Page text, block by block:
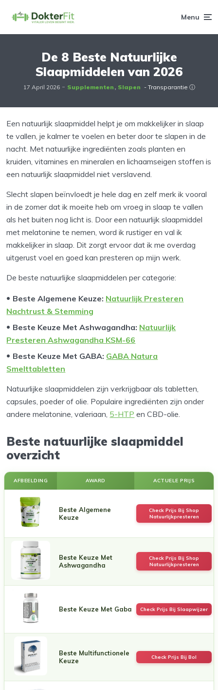
Menu
De 8 Beste Natuurlijke
Slaapmiddelen van 2026
17 April 2026 Supplementen Slapen - Transparantie ⓘ
Een natuurlijk slaapmiddel helpt je om makkelijker in slaap
te vallen, je kalmer te voelen en beter door te slapen in de
nacht. Met natuurlijke ingrediënten zoals planten en
kruiden, vitamines en mineralen en lichaamseigen stoffen is
een natuurlijk slaapmiddel niet verslavend.
Slecht slapen beïnvloedt je hele dag en zelf merk ik vooral
in de zomer dat ik moeite heb om vroeg in slaap te vallen
als het buiten nog licht is. Door een natuurlijk slaapmiddel
met melatonine te nemen, word ik rustiger en val ik
makkelijker in slaap. Dit zorgt ervoor dat ik me overdag
uitgerust voel en goed kan presteren op mijn werk.
De beste natuurlijke slaapmiddelen per categorie:
Beste Algemene Keuze: Natuurlijk Presteren
Nachtrust & Stemming
Beste Keuze Met Ashwagandha: Natuurlijk
Presteren Ashwagandha KSM-66
Beste Keuze Met GABA: GABA Natura
Smelttabletten
Natuurlijke slaapmiddelen zijn verkrijgbaar als tabletten,
capsules, poeder of olie. Populaire ingrediënten zijn onder
andere melatonine, valeriaan, 5-HTP en CBD-olie.
Beste natuurlijke slaapmiddel
overzicht
AFBEELDING AWARD ACTUELE PRIJS
Beste Algemene
Keuze
Check Prijs Bij Shop
Natuurlijkpresteren
Beste Keuze Met
Ashwagandha
Check Prijs Bij Shop
Natuurlijkpresteren
Beste Keuze Met Gaba Check Prijs Bij Slaapwijzer
Beste Multifunctionele
Keuze
Check Prijs Bij Bol